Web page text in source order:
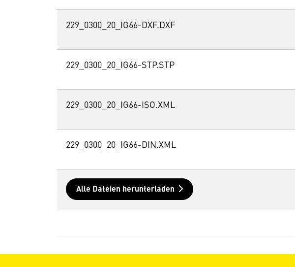
229_0300_20_IG66-DXF.DXF
229_0300_20_IG66-STP.STP
229_0300_20_IG66-ISO.XML
229_0300_20_IG66-DIN.XML
Alle Dateien herunterladen